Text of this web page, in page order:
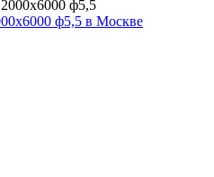
ф5,5 в Москве